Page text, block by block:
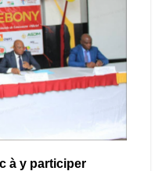
à y participer